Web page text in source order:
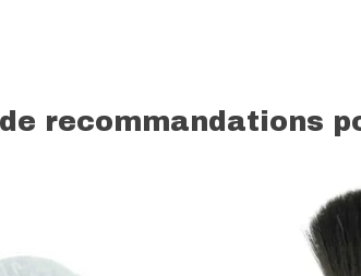
recommandations